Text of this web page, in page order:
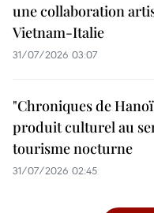
une collaboration
Vietnam-Italie
31/07/2026 03:07
"Chroniques de
produit culturel au
tourisme nocturne
31/07/2026 02:45